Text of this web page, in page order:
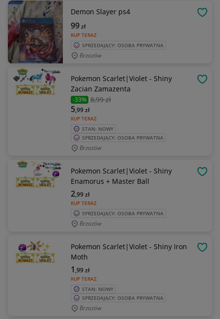
Demon Slayer ps4
KUP TERAZ
99zł
SPRZEDAJĄCY: OSOBA PRYWATNA
Brzozów
Pokemon Scarlet|Violet - Shiny
Zacian Zamazenta
-33% 8,99 zł
KUP TERAZ
5,99zł
STAN: NOWY
SPRZEDAJĄCY: OSOBA PRYWATNA
Brzozów
Pokemon Scarlet|Violet - Shiny
Enamorus + Master Ball
KUP TERAZ
2,99zł
SPRZEDAJĄCY: OSOBA PRYWATNA
Brzozów
Pokemon Scarlet|Violet - Shiny Iron
Moth
KUP TERAZ
1 ,99zł
STAN: NOWY
SPRZEDAJĄCY: OSOBA PRYWATNA
Brzozów